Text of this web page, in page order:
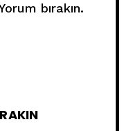
bırakın.